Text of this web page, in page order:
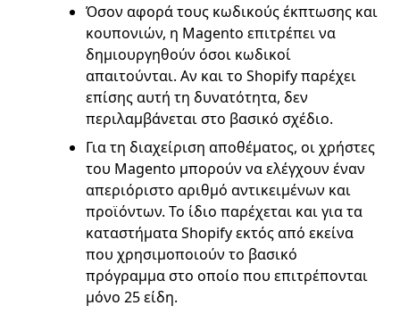
Όσον αφορά τους κωδικούς έκπτωσης και
κουπονιών, η Magento επιτρέπει να
δημιουργηθούν όσοι κωδικοί
απαιτούνται. Αν και το Shopify παρέχει
επίσης αυτή τη δυνατότητα, δεν
περιλαμβάνεται στο βασικό σχέδιο.
Για τη διαχείριση αποθέματος, οι χρήστες
του Magento μπορούν να ελέγχουν έναν
απεριόριστο αριθμό αντικειμένων και
προϊόντων. Το ίδιο παρέχεται και για τα
καταστήματα Shopify εκτός από εκείνα
που χρησιμοποιούν το βασικό
πρόγραμμα στο οποίο που επιτρέπονται
μόνο 25 είδη.